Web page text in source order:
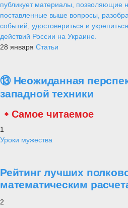
публикует материалы, позволяющие
поставленные выше вопросы,
событий, удостовериться и
действий России на Украине.
28 января Статьи
⑬ Неожиданная
западной техники
Самое читаемое
1
Уроки мужества
Рейтинг лучших
математическим
2